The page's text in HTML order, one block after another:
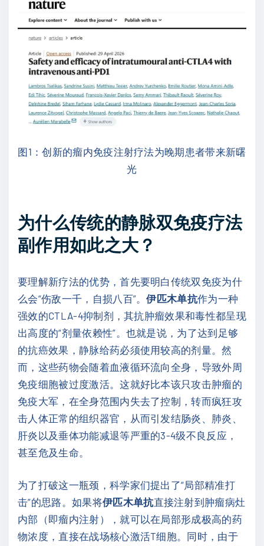
图1：创新的瘤内免疫注射疗法为晚期患者带来新曙
光
为什么传统的静脉双免疫疗法
副作用如此之大？
要理解新疗法的优势，首先要明白传统双免疫为什
么会“伤敌一千，自损八百”。伊匹木单抗作为一种
强效的CTLA-4抑制剂，其抗肿瘤效果和毒性都呈现
出高度的“剂量依赖性”。也就是说，为了达到足够
的抗癌效果，静脉给药必须使用较高的剂量。然
而，这些药物会随着血液循环流向全身，导致外周
免疫细胞被过度激活。这就好比本该只攻击肿瘤的
免疫大军，在全身范围内失去了控制，转而疯狂攻
击人体正常的组织器官，从而引发结肠炎、肺炎、
肝炎以及垂体功能减退等严重的3-4级不良反应，
甚至危及生命。
为了打破这一瓶颈，科学家们提出了“局部精准打
击”的思路。如果将伊匹木单抗直接注射到肿瘤病灶
内部（即瘤内注射），就可以在局部形成极高的药
物浓度，直接在战场核心激活T细胞。同时，由于